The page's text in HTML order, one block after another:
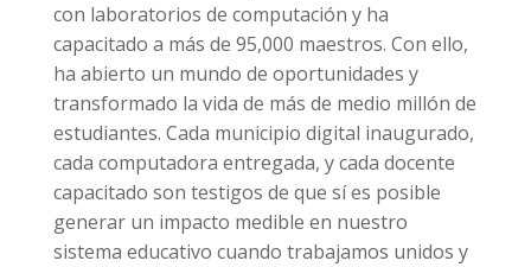
con laboratorios de computación y ha
capacitado a más de 95,000 maestros. Con ello,
ha abierto un mundo de oportunidades y
transformado la vida de más de medio millón de
estudiantes. Cada municipio digital inaugurado,
cada computadora entregada, y cada docente
capacitado son testigos de que sí es posible
generar un impacto medible en nuestro
sistema educativo cuando trabajamos unidos y